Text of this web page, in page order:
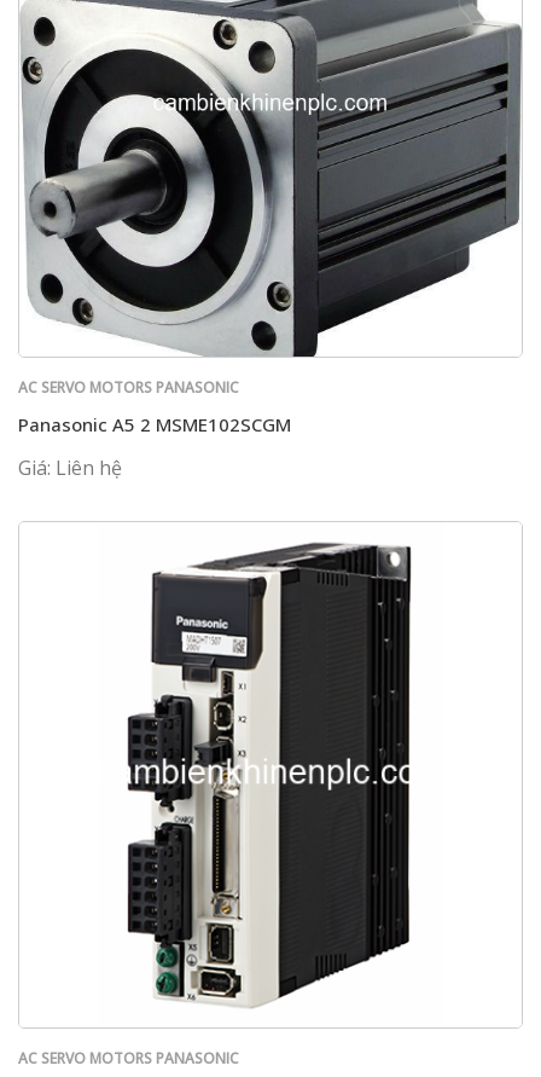
AC SERVO MOTORS PANASONIC
Panasonic A5 2 MSME102SCGM
Giá: Liên hệ
AC SERVO MOTORS PANASONIC